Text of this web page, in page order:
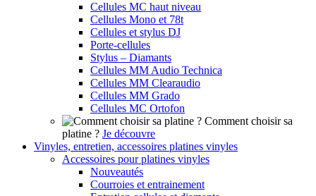
Cellules MC haut niveau
Cellules Mono et 78t
Cellules et stylus DJ
Porte-cellules
Stylus – Diamants
Cellules MM Audio Technica
Cellules MM Clearaudio
Cellules MM Grado
Cellules MC Ortofon
Comment choisir sa
platine ? Je découvre
Vinyles, entretien, accessoires platines vinyles
Accessoires pour platines vinyles
Nouveautés
Courroies et entrainement